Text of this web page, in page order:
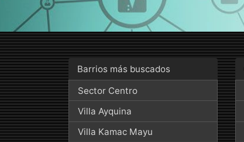
Barrios más buscados
Sector Centro
Villa Ayquina
Villa Kamac Mayu